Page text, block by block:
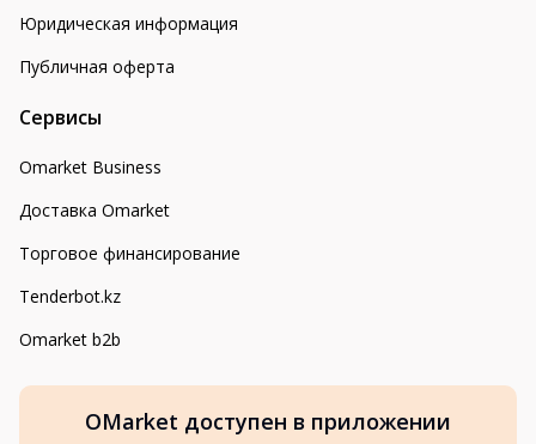
Юридическая информация
Публичная оферта
Сервисы
Omarket Business
Доставка Omarket
Торговое финансирование
Tenderbot.kz
Omarket b2b
OMarket доступен в приложении